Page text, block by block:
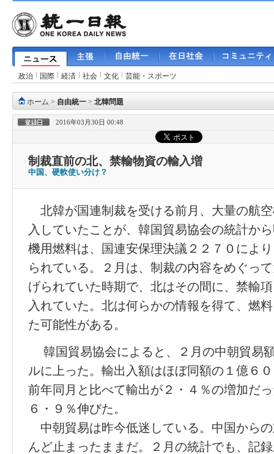
政治 国際 経済 社会 文化 芸能・スポーツ
ホーム > 自由統一 > 北韓問題
2016年03月30日 00:48
制裁直前の北、禁輸物資の輸入増
中国、硬軟使い分け？
北韓が国連制裁を受ける前月、大量の航
入していたことが、韓国貿易協会の統計か
機用燃料は、国連安保理決議２２７０によ
られている。２月は、制裁の内容をめぐっ
げられていた時期で、北はその間に、禁輸
入れていた。北は何らかの情報を得て、燃
た可能性がある。
韓国貿易協会によると、２月の中朝貿易
ルに上った。輸出入額はほぼ同額の１億６
前年同月と比べて輸出が２・４％の増加だ
６・９％伸びた。
中朝貿易は昨今低迷している。中国から
んど止まったままだ。２月の統計でも、記